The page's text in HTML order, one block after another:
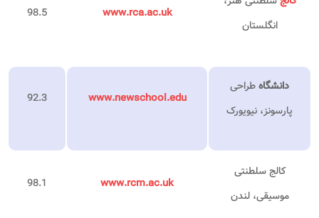
انگلستان
www.rca.ac.uk
98.5
دانشگاهطراحی
پارسونز، نیویورک
www.newschool.edu
92.3
کالج سلطنتی
موسیقی، لندن
www.rcm.ac.uk
98.1